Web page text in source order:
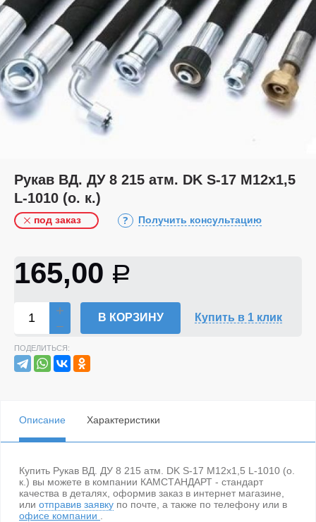
Рукав ВД. ДУ 8 215 атм. DK S-17 М12х1,5
L-1010 (о. к.)
под заказ Получить консультацию
165,00 Р
В КОРЗИНУ Купить в 1 клик
ПОДЕЛИТЬСЯ:
Описание Характеристики
Купить Рукав ВД. ДУ 8 215 атм. DK S-17 М12х1,5 L-1010 (о.
к.) вы можете в компании КАМСТАНДАРТ - стандарт
качества в деталях, оформив заказ в интернет магазине,
или отправив заявку по почте, а также по телефону или в
офисе компании